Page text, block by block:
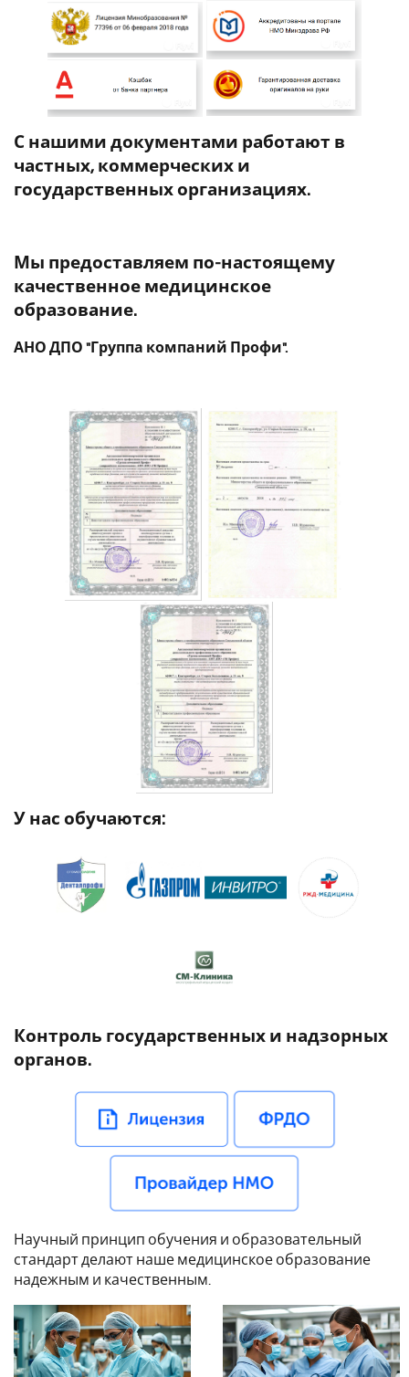
С нашими документами работают в
частных, коммерческих и
государственных организациях.
Мы предоставляем по-настоящему
качественное медицинское
образование.
АНО ДПО "Группа компаний Профи".
У нас обучаются:
Контроль государственных и надзорных
органов.
Научный принцип обучения и образовательный
стандарт делают наше медицинское образование
надежным и качественным.